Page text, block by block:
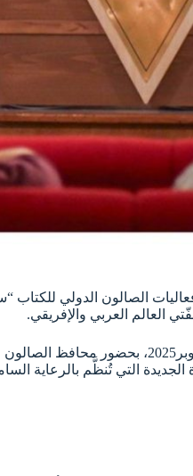
العالم العربي والإفريقي.
خلال الندوة الصحفية التي احتضنتها
التي تُنظَّم بالرعاية